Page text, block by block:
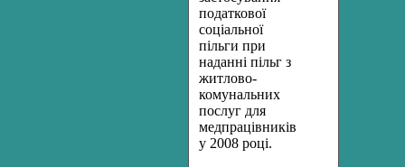
податкової
соціальної
пільги при
наданні пільг з
житлово-
комунальних
послуг для
медпрацівників
у 2008 році.